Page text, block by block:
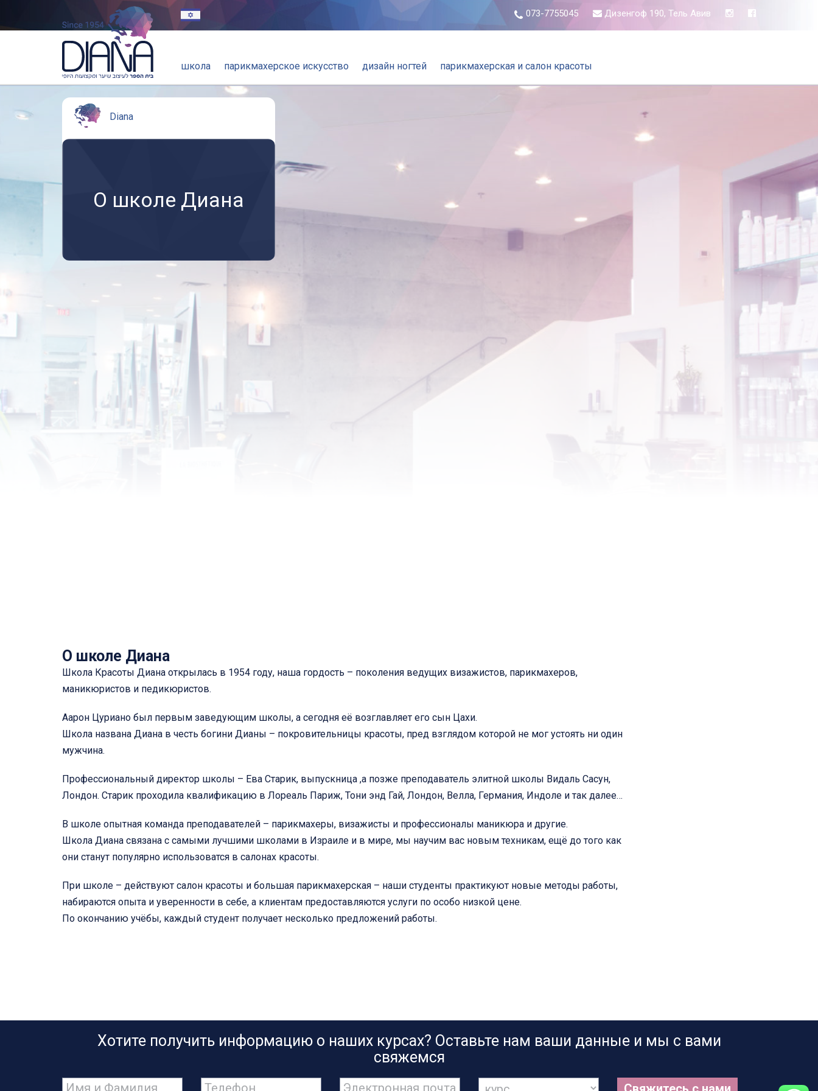
073-7755045 Дизенгоф 190, Тель Авив
школа парикмахерское искусство дизайн ногтей парикмахерская и салон красоты
Diana
О школе Диана
О школе Диана
Школа Красоты Диана открылась в 1954 году, наша гордость – поколения ведущих визажистов, парикмахеров,
маникюристов и педикюристов.
Аарон Цуриано был первым заведующим школы, а сегодня её возглавляет его сын Цахи.
Школа названа Диана в честь богини Дианы – покровительницы красоты, пред взглядом которой не мог устоять ни один
мужчина.
Профессиональный директор школы – Ева Старик, выпускница ,а позже преподаватель элитной школы Видаль Сасун,
Лондон. Старик проходила квалификацию в Лореаль Париж, Тони энд Гай, Лондон, Велла, Германия, Индоле и так далее…
В школе опытная команда преподавателей – парикмахеры, визажисты и профессионалы маникюра и другие.
Школа Диана связана с самыми лучшими школами в Израиле и в мире, мы научим вас новым техникам, ещё до того как
они станут популярно использоватся в салонах красоты.
При школе – действуют салон красоты и большая парикмахерская – наши студенты практикуют новые методы работы,
набираются опыта и уверенности в себе, а клиентам предоставляются услуги по особо низкой цене.
По окончанию учёбы, каждый студент получает несколько предложений работы.
Хотите получить информацию о наших курсах? Оставьте нам ваши данные и мы с вами
свяжемся
Имя
Телефон
Электронная